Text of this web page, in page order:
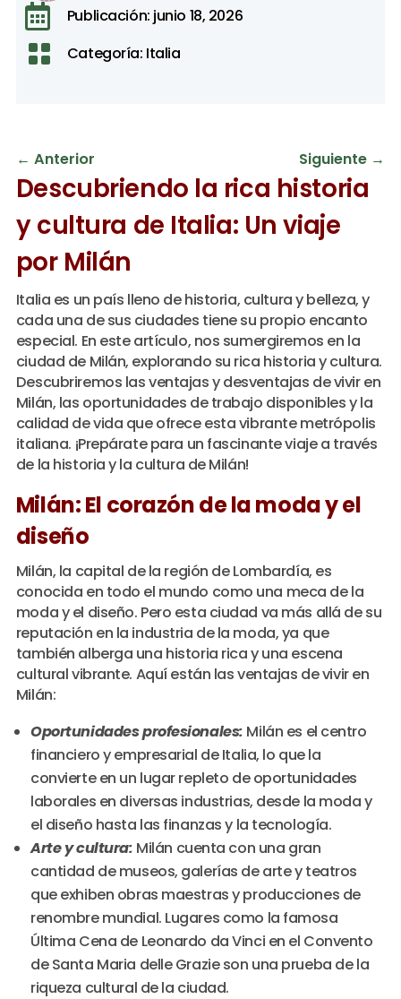
 Publicación: junio 18, 2026
 Categoría: Italia
← Anterior Siguiente →
Descubriendo la rica historia
y cultura de Italia: Un viaje
por Milán
Italia es un país lleno de historia, cultura y belleza, y
cada una de sus ciudades tiene su propio encanto
especial. En este artículo, nos sumergiremos en la
ciudad de Milán, explorando su rica historia y cultura.
Descubriremos las ventajas y desventajas de vivir en
Milán, las oportunidades de trabajo disponibles y la
calidad de vida que ofrece esta vibrante metrópolis
italiana. ¡Prepárate para un fascinante viaje a través
de la historia y la cultura de Milán!
Milán: El corazón de la moda y el
diseño
Milán, la capital de la región de Lombardía, es
conocida en todo el mundo como una meca de la
moda y el diseño. Pero esta ciudad va más allá de su
reputación en la industria de la moda, ya que
también alberga una historia rica y una escena
cultural vibrante. Aquí están las ventajas de vivir en
Milán:
Oportunidades profesionales: Milán es el centro
financiero y empresarial de Italia, lo que la
convierte en un lugar repleto de oportunidades
laborales en diversas industrias, desde la moda y
el diseño hasta las finanzas y la tecnología.
Arte y cultura: Milán cuenta con una gran
cantidad de museos, galerías de arte y teatros
que exhiben obras maestras y producciones de
renombre mundial. Lugares como la famosa
Última Cena de Leonardo da Vinci en el Convento
de Santa Maria delle Grazie son una prueba de la
riqueza cultural de la ciudad.